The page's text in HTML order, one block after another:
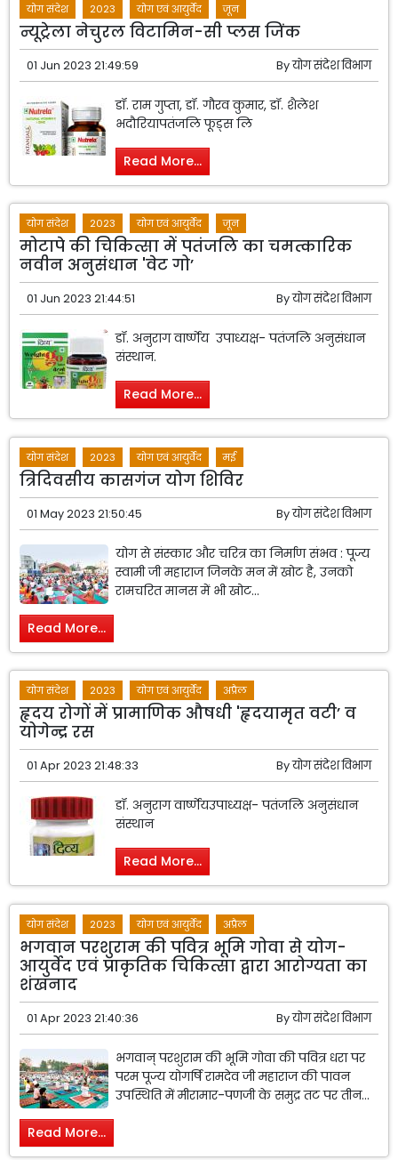
योग संदेश 2023 योग एवं आयुर्वेद जून
न्यूट्रेला नेचुरल विटामिन-सी प्लस जिंक
01 Jun 2023 21:49:59 Byयोग संदेश विभाग
डॉ. राम गुप्ता, डॉ. गौरव कुमार, डॉ. शैलेश
भदौरियापतंजलि फूड्स लि
Read More...
योग संदेश 2023 योग एवं आयुर्वेद जून
मोटापे की चिकित्सा में पतंजलि का चमत्कारिक
नवीन अनुसंधान 'वेट गो’
01 Jun 2023 21:44:51 Byयोग संदेश विभाग
डॉ. अनुराग वार्ष्णेय उपाध्यक्ष- पतंजलि अनुसंधान
संस्थान.
Read More...
योग संदेश 2023 योग एवं आयुर्वेद मई
त्रिदिवसीय कासगंज योग शिविर
01 May 2023 21:50:45 Byयोग संदेश विभाग
योग से संस्कार और चरित्र का निर्माण संभव : पूज्य
स्वामी जी महाराज जिनके मन में खोट है, उनको
रामचरित मानस में भी खोट...
Read More...
योग संदेश 2023 योग एवं आयुर्वेद अप्रैल
हृदय रोगों में प्रामाणिक औषधी 'हृदयामृत वटी’ व
योगेन्द्र रस
01 Apr 2023 21:48:33 Byयोग संदेश विभाग
डॉ. अनुराग वार्ष्णेयउपाध्यक्ष- पतंजलि अनुसंधान
संस्थान
Read More...
योग संदेश 2023 योग एवं आयुर्वेद अप्रैल
भगवान परशुराम की पवित्र भूमि गोवा से योग-
आयुर्वेद एवं प्राकृतिक चिकित्सा द्वारा आरोग्यता का
शंखनाद
01 Apr 2023 21:40:36 Byयोग संदेश विभाग
भगवान् परशुराम की भूमि गोवा की पवित्र धरा पर
परम पूज्य योगर्षि रामदेव जी महाराज की पावन
उपस्थिति में मीरामार-पणजी के समुद्र तट पर तीन...
Read More...